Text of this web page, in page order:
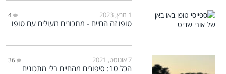
1 מרץ, 2023 4
טופו זה החיים - מתכונים מעולים עם טופו
7 אוגוסט, 2021 36
הכל 10: סיפורים מהחיים בלי מתכונים